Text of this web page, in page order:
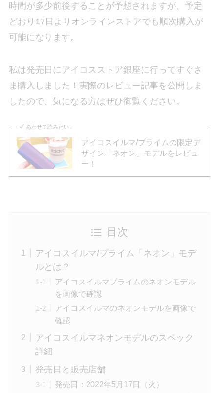
時間が多少前後することが予想されますが、予定
どおり17日よりオンラインストアでも順次購入が
可能になります。
私は発売日にアイコスストア銀座に行ってすぐさ
ま購入しました！実際のレビュー記事を公開しま
したので、気になる方はぜひ御覧ください。
あわせて読みたい
アイコスイルマ/プライムの限定デ
ザイン「ネオン」モデルをレビュ
ー！
目次
アイコスイルマ/プライム「ネオン」モデ
ルとは？
アイコスイルマプライムのネオンモデル
を画像で確認
アイコスイルマのネオンモデルを画像で
確認
アイコスイルマネオンモデルのスペック
詳細
発売日と販売店舗
発売日：2022年5月17日（火）